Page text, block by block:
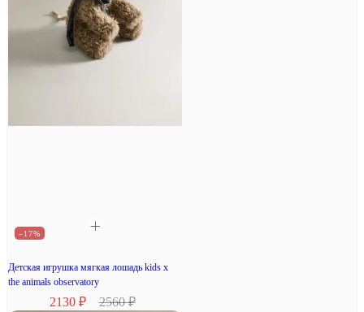
–17%
Детская игрушка мягкая лошадь kids x
the animals observatory
2130 ₽ 2560 ₽